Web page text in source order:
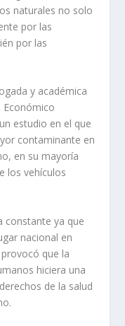
natu­rales no solo
por las
por las
y académica
Económico
estudio en el que
contaminante en
en su mayoría
los vehícu­los
constante ya que
nacional en
que la
hiciera una
de la salud